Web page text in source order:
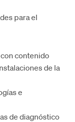
para el
contenido
de la
e
de diagnóstico